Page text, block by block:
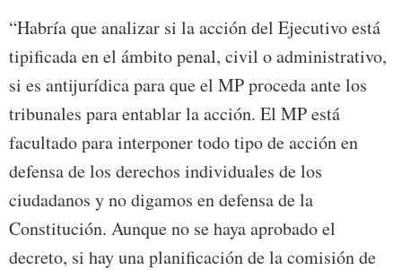
“Habría que analizar si la acción del Ejecutivo está
tipificada en el ámbito penal, civil o administrativo,
si es antijurídica para que el MP proceda ante los
tribunales para entablar la acción. El MP está
facultado para interponer todo tipo de acción en
defensa de los derechos individuales de los
ciudadanos y no digamos en defensa de la
Constitución. Aunque no se haya aprobado el
decreto, si hay una planificación de la comisión de